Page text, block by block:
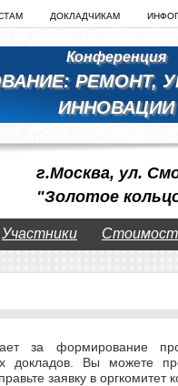
ДОКЛАДЧИКАМ
Конференция
РЕМОНТ,
ИННОВАЦИИ
г.Москва, ул.
"Золотое
Участники
за формирование
докладов. Вы можете
заявку в оргкомитет